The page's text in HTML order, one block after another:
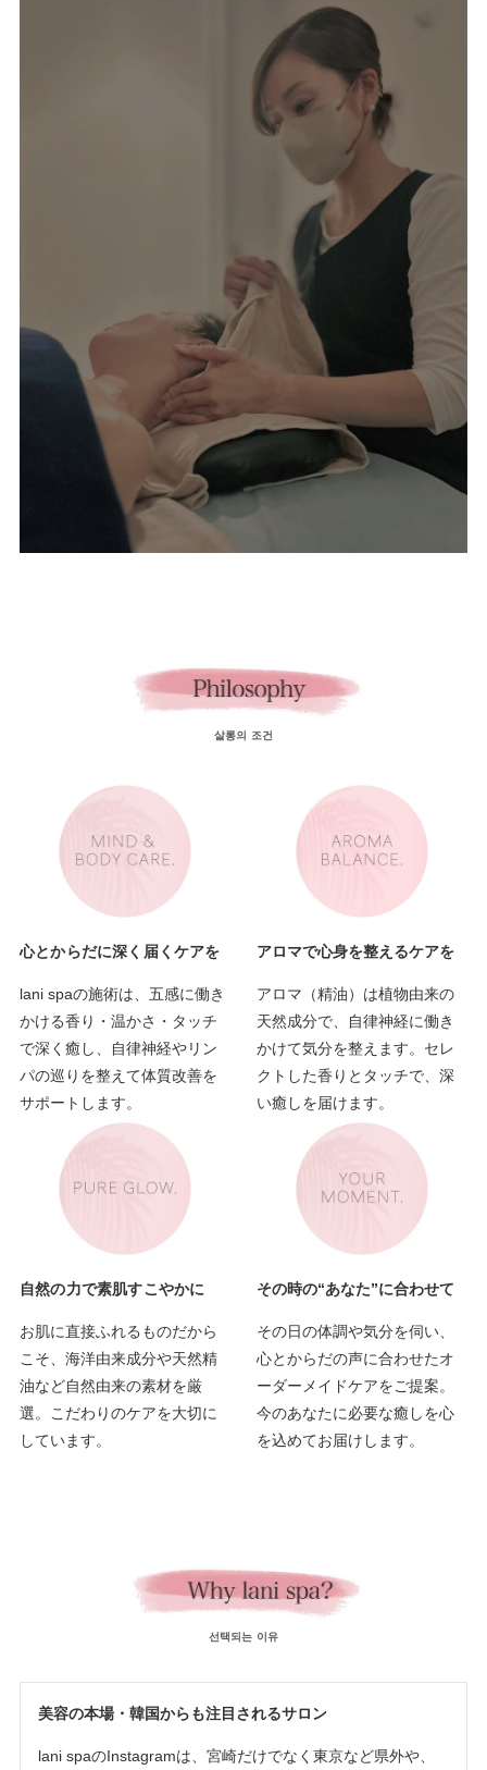
살롱의 조건
心とからだに深く届くケアを
lani spaの施術は、五感に働き
かける香り・温かさ・タッチ
で深く癒し、自律神経やリン
パの巡りを整えて体質改善を
サポートします。
アロマで心身を整えるケアを
アロマ（精油）は植物由来の
天然成分で、自律神経に働き
かけて気分を整えます。セレ
クトした香りとタッチで、深
い癒しを届けます。
自然の力で素肌すこやかに
お肌に直接ふれるものだから
こそ、海洋由来成分や天然精
油など自然由来の素材を厳
選。こだわりのケアを大切に
しています。
その時の“あなた”に合わせて
その日の体調や気分を伺い、
心とからだの声に合わせたオ
ーダーメイドケアをご提案。
今のあなたに必要な癒しを心
を込めてお届けします。
선택되는 이유
美容の本場・韓国からも注目されるサロン
lani spaのInstagramは、宮崎だけでなく東京など県外や、